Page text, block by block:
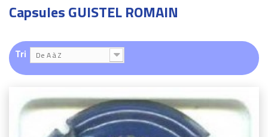
Capsules GUISTEL ROMAIN
Tri De A à Z